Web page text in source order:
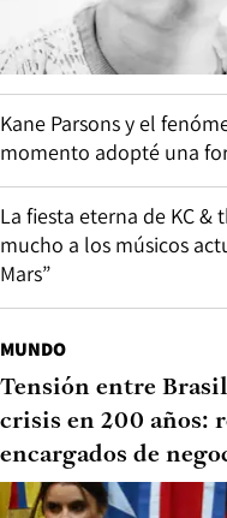
Kane Parsons y el
momento adopté una
La fiesta eterna de KC
mucho a los músicos
Mars”
MUNDO
Tensión entre
crisis en 200 años:
encargados de